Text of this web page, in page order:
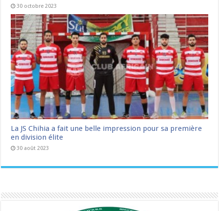
30 octobre 2023
La JS Chihia a fait une belle impression pour sa première
en division élite
30 août 2023